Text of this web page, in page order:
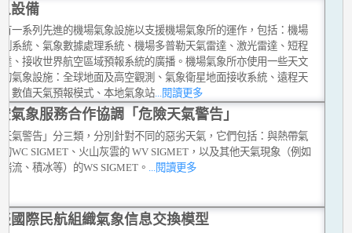
設備
一系列先進的機場氣象設施以支援機場氣象所的運作，包括：機場
系統、氣象數據處理系統、機場多普勒天氣雷達、激光雷達、短程
、接收世界航空區域預報系統的廣播。機場氣象所亦使用一些天文
氣象設施：全球地面及高空觀測、氣象衛星地面接收系統、遠程天
數值天氣預報模式、本地氣象站...閱讀更多
氣象服務合作協調「危險天氣警告」
氣警告」分三類，分別針對不同的惡劣天氣，它們包括：與熱帶氣
WC SIGMET、火山灰雲的 WV SIGMET，以及其他天氣現象（例如
流、積冰等）的WS SIGMET。
...閱讀更多
國際民航組織氣象信息交換模型